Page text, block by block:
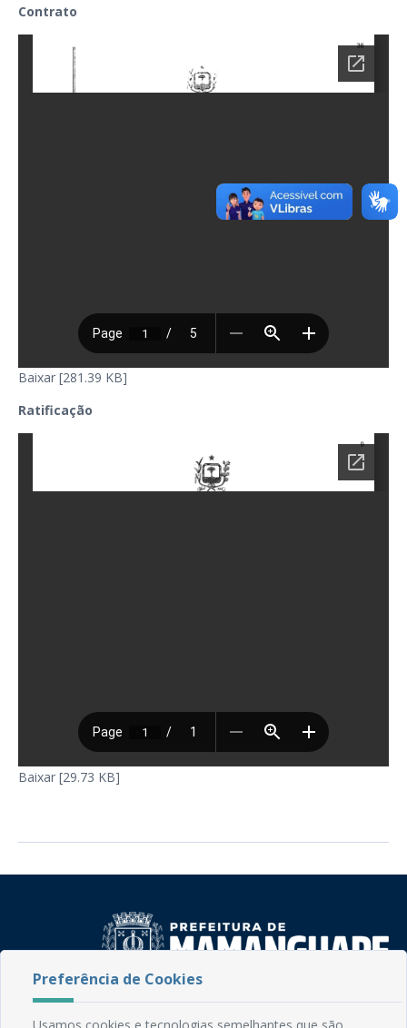
Contrato
Baixar [281.39 KB]
Ratificação
Baixar [29.73 KB]
Preferência de Cookies